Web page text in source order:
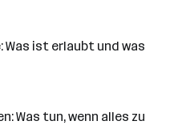
Was ist erlaubt und was
Was tun, wenn alles zu